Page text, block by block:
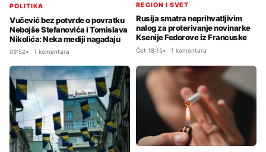
POLITIKA
Vučević bez potvrde o povratku
Nebojše Stefanovića i Tomislava
Nikolića: Neka mediji nagađaju
09:52 1 komentara
REGION I SVET
Rusija smatra neprihvatljivim
nalog za proterivanje novinarke
Ksenije Fedorove iz Francuske
Čet 18:15 1 komentara